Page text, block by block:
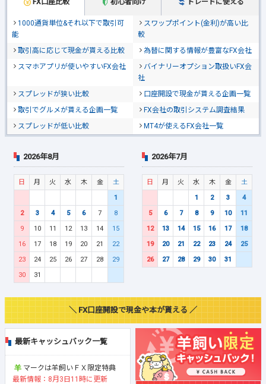
FX口座比較 初心者向け トレードに使える
1000通貨単位&それ以下で取引可
能
スワップポイント(金利)が高い比
較
取引高に応じて現金が貰える比較
為替に関する情報が豊富なFX会社
スマホアプリが使いやすいFX会社
バイナリーオプション取扱いFX会
社
スプレッドが狭い比較
口座開設で現金が貰える企画一覧
取引でグルメが貰える企画一覧
FX会社の取引システム調査結果
スプレッドが低い比較
MT4が使えるFX会社一覧
2026年8月
日 月 火 水 木 金
土
1
2
3 4 5 6 7
8
9
10 11 12 13 14
15
16
17 18 19 20 21
22
23
24 25 26 27 28
29
30
31
2026年7月
日 月 火 水 木 金
土
1
2 3
4
5
6 7 8 9 10
11
12
13 14 15 16 17
18
19
20 21 22 23 24
25
26
27 28 29 30 31
＼ FX口座開設で現金や本が貰える ／
最新キャッシュバック一覧
マークは羊飼いＦＸ限定特典
最新情報：8月3日11時に更新